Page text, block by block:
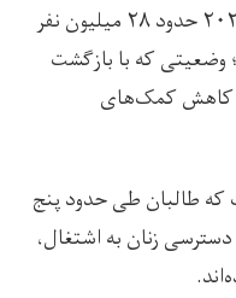
براساس گزارش‌ ملل متحد در سال ۲۰۲۵ حدود ۲۸ میلیون نفر
وضعیتی که با بازگشت
کاهش کمک‌های
طالبان طی حدود پنج
به ۱۰۰ فرمان بر دسترسی زنان به اشتغال،